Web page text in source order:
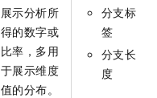
展示分析所
得的数字或
比率，多用
于展示维度
值的分布。
分支标
签
分支长
度